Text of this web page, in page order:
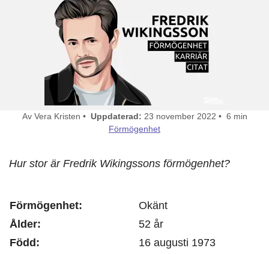
Av Vera Kristen • Uppdaterad: 23 november 2022 • 6 min
Förmögenhet
Hur stor är Fredrik Wikingssons förmögenhet?
Förmögenhet:
Okänt
Ålder:
52 år
Född:
16 augusti 1973